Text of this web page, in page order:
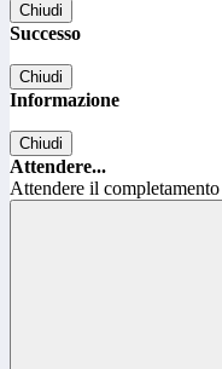
Chiudi
Successo
Chiudi
Informazione
Chiudi
Attendere...
Attendere il